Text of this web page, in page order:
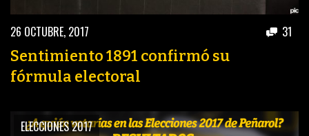
26 OCTUBRE, 2017 31
Sentimiento 1891 confirmó su
fórmula electoral
ELECCIONES 2017